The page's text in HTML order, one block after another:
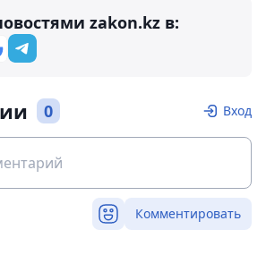
zakon.kz в:
0 Вход
Комментировать